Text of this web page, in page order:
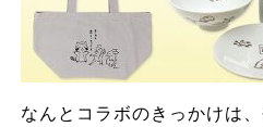
なんとコラボのきっかけは